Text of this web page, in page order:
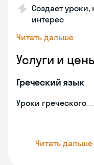
Создает
интерес
Читать дальше
Услуги и
Греческий язык
Уроки греческого
Читать дальше